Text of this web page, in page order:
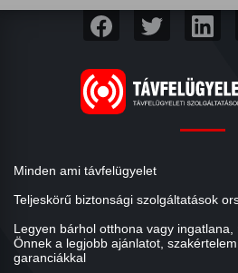
Minden ami távfelügyelet
Teljeskörű biztonsági szolgáltatások
Legyen bárhol otthona vagy
Önnek a legjobb ajánlatot,
garanciákkal